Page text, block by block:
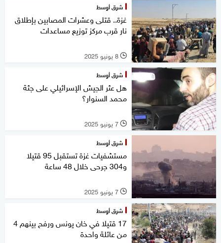
شرق أوسط
غزة.. قتلى وعشرات المصابين بإطلاق
نار قرب مركز توزيع مساعدات
l 8 يونيو 2025
شرق أوسط
هل عثر الجيش الإسرائيلي على جثة
محمد السنوار؟
l 7 يونيو 2025
شرق أوسط
مستشفيات غزة تستقبل 95 قتيلا
و304 جرحى خلال 48 ساعة
l 7 يونيو 2025
شرق أوسط
17 قتيلا في خان يونس ورفح بينهم 4
من عائلة واحدة